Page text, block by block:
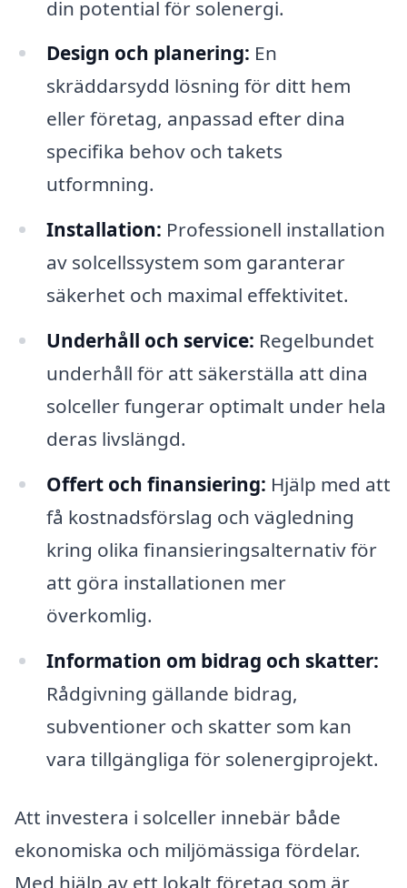
din potential för solenergi.
Design och planering: En
skräddarsydd lösning för ditt hem
eller företag, anpassad efter dina
specifika behov och takets
utformning.
Installation: Professionell installation
av solcellssystem som garanterar
säkerhet och maximal effektivitet.
Underhåll och service: Regelbundet
underhåll för att säkerställa att dina
solceller fungerar optimalt under hela
deras livslängd.
Offert och finansiering: Hjälp med att
få kostnadsförslag och vägledning
kring olika finansieringsalternativ för
att göra installationen mer
överkomlig.
Information om bidrag och skatter:
Rådgivning gällande bidrag,
subventioner och skatter som kan
vara tillgängliga för solenergiprojekt.
Att investera i solceller innebär både
ekonomiska och miljömässiga fördelar.
Med hjälp av ett lokalt företag som är